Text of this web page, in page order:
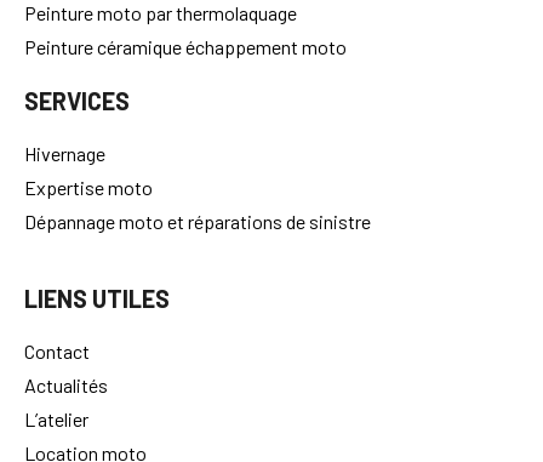
Peinture moto par thermolaquage
Peinture céramique échappement moto
SERVICES
Hivernage
Expertise moto
Dépannage moto et réparations de sinistre
LIENS UTILES
Contact
Actualités
L’atelier
Location moto